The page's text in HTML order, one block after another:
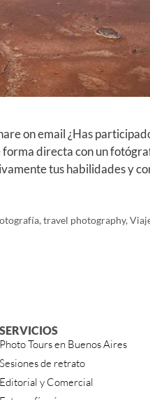
on email ¿Has
directa con un
tus habilidades y
,travel photography,
SERVICIOS
Photo Tours en Buenos Aires
Sesiones de retrato
Editorial y Comercial